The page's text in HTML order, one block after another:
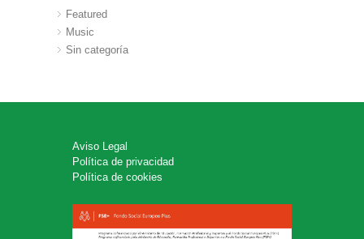
Featured
Music
Sin categoría
Aviso Legal
Política de privacidad
Política de cookies